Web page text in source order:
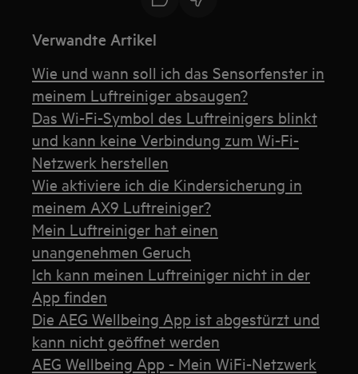
Verwandte Artikel
Wie und wann soll ich das Sensorfenster in
meinem Luftreiniger absaugen?
Das Wi-Fi-Symbol des Luftreinigers blinkt
und kann keine Verbindung zum Wi-Fi-
Netzwerk herstellen
Wie aktiviere ich die Kindersicherung in
meinem AX9 Luftreiniger?
Mein Luftreiniger hat einen
unangenehmen Geruch
Ich kann meinen Luftreiniger nicht in der
App finden
Die AEG Wellbeing App ist abgestürzt und
kann nicht geöffnet werden
AEG Wellbeing App - Mein WiFi-Netzwerk